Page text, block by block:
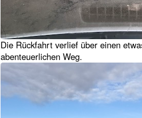
Die Rückfahrt verlief über einen
abenteuerlichen Weg.